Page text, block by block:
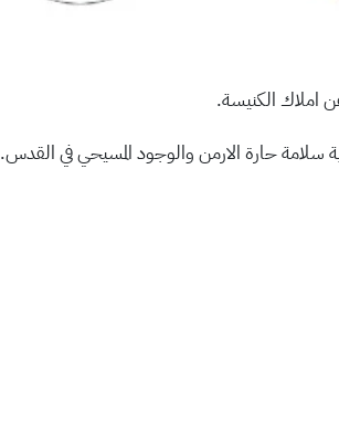
املاك الكنيسة.
سلامة حارة الارمن والوجود المسيحي في القدس.